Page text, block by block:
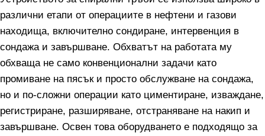
различни етапи от операциите в нефтени и газови
находища, включително сондиране, интервенция в
сондажа и завършване. Обхватът на работата му
обхваща не само конвенционални задачи като
промиване на пясък и просто обслужване на сондажа,
но и по-сложни операции като циментиране, изваждане,
регистриране, разширяване, отстраняване на накип и
завършване. Освен това оборудването е подходящо за